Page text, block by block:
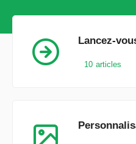
Lancez-
10 articles